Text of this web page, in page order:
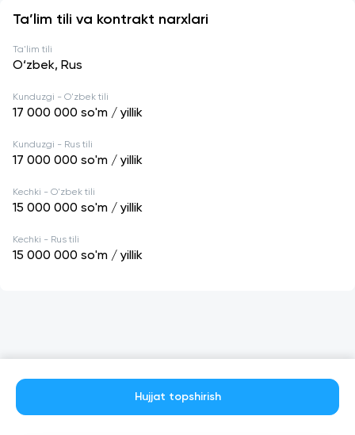
Ta’lim tili va kontrakt narxlari
Ta'lim tili
O‘zbek, Rus
Kunduzgi - O'zbek tili
17 000 000 so'm / yillik
Kunduzgi - Rus tili
17 000 000 so'm / yillik
Kechki - O'zbek tili
15 000 000 so'm / yillik
Kechki - Rus tili
15 000 000 so'm / yillik
Hujjat topshirish